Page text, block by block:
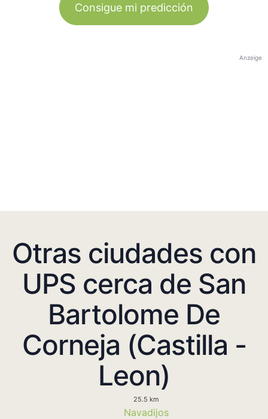
Consigue mi predicción
Anzeige
Otras ciudades con
UPS cerca de San
Bartolome De
Corneja (Castilla -
Leon)
25.5 km
Navadijos